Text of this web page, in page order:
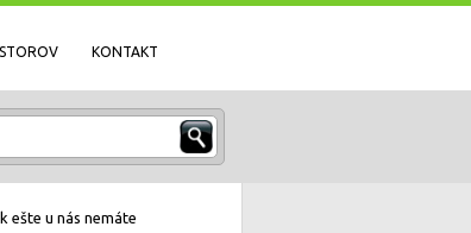
KONTAKT
ešte u nás nemáte